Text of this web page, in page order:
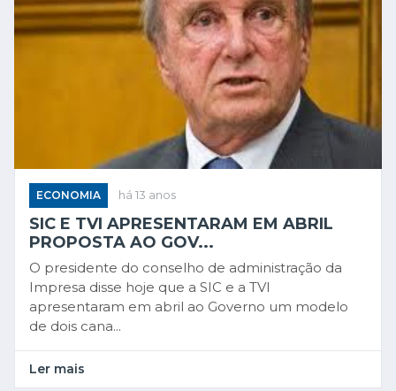
ECONOMIA há 13 anos
SIC E TVI APRESENTARAM EM ABRIL
PROPOSTA AO GOV...
O presidente do conselho de administração da
Impresa disse hoje que a SIC e a TVI
apresentaram em abril ao Governo um modelo
de dois cana...
Ler mais